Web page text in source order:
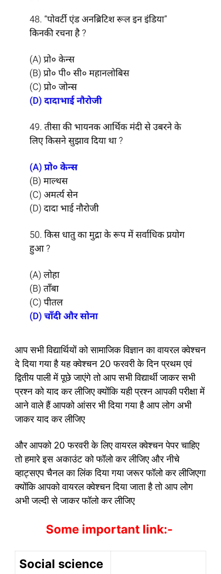
आप सभी विद्यार्थियों को सामाजिक विज्ञान का वायरल क्वेश्चन
दे दिया गया है यह क्वेश्चन 20 फरवरी के दिन प्रथम एवं
द्वितीय पाली में पूछे जाएंगे तो आप सभी विद्यार्थी जाकर सभी
प्रश्न को याद कर लीजिए क्योंकि यही प्रश्न आपकी परीक्षा में
आने वाले हैं आपको आंसर भी दिया गया है आप लोग अभी
जाकर याद कर लीजिए
और आपको 20 फरवरी के लिए वायरल क्वेश्चन पेपर चाहिए
तो हमारे इस अकाउंट को फॉलो कर लीजिए और नीचे
व्हाट्सएप चैनल का लिंक दिया गया जरूर फॉलो कर लीजिएगा
क्योंकि आपको वायरल क्वेश्चन दिया जाता है तो आप लोग
अभी जल्दी से जाकर फॉलो कर लीजिए
Some important link:-
Social science